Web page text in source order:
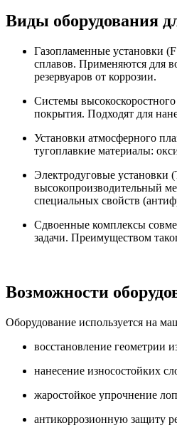
Виды оборудования
Газопламенные установки
сплавов. Применяются для
резервуаров от коррозии.
Системы
покрытия. Подходят для
Установки атмосферного
тугоплавкие материалы:
Электродуговые установки
высокопроизводительный
специальных свойств
Сдвоенные комплексы
задачи. Преимуществом
Возможности
Оборудование используется на
восстановление
нанесение износостойких
жаростойкое упрочнение
антикоррозионную защиту